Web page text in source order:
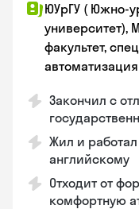
ЮУрГУ ( Южно-
университет),
факультет,
автоматизация
Закончил с
Жил и
английскому
Отходит от
комфортную